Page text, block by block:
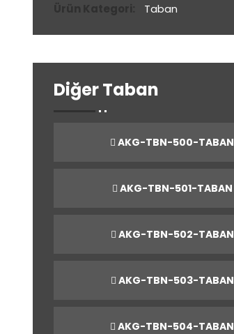
Taban
Diğer Taban
AKG-TBN-500-TABAN
AKG-TBN-501-TABAN
AKG-TBN-502-TABAN
AKG-TBN-503-TABAN
AKG-TBN-504-TABAN